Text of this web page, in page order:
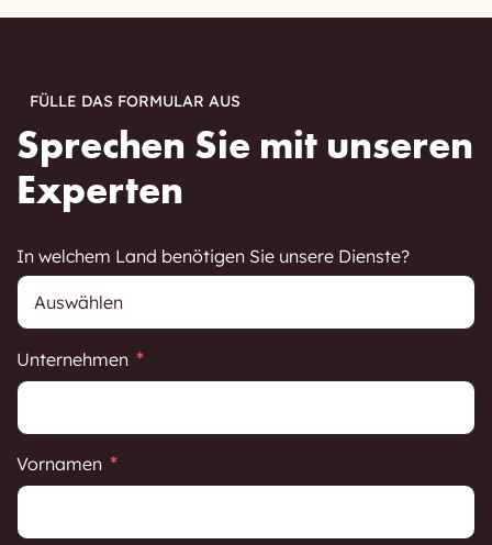
FÜLLE DAS FORMULAR AUS
Sprechen Sie mit unseren
Experten
In welchem Land benötigen Sie unsere Dienste?
Unternehmen
Vornamen